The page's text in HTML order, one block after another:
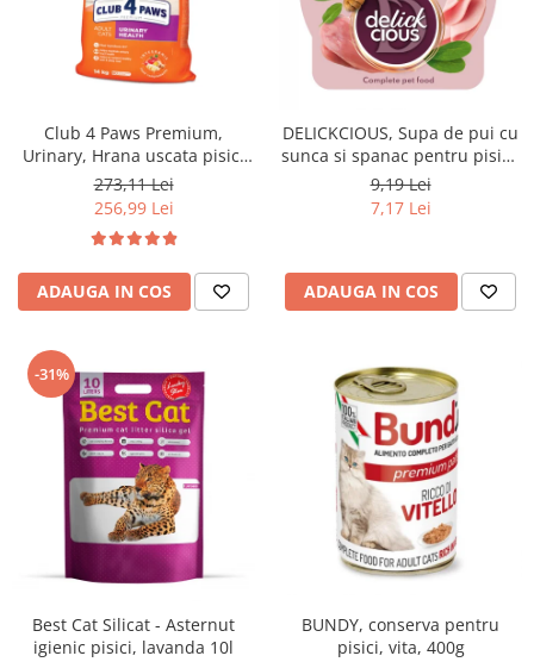
Club 4 Paws Premium,
Urinary, Hrana uscata pisici
adulte, 14kg
273,11 Lei
256,99 Lei
ADAUGA IN COS
DELICKCIOUS, Supa de pui cu
sunca si spanac pentru pisici,
80g
9,19 Lei
7,17 Lei
ADAUGA IN COS
-31%
Best Cat Silicat - Asternut
igienic pisici, lavanda 10l
BUNDY, conserva pentru
pisici, vita, 400g